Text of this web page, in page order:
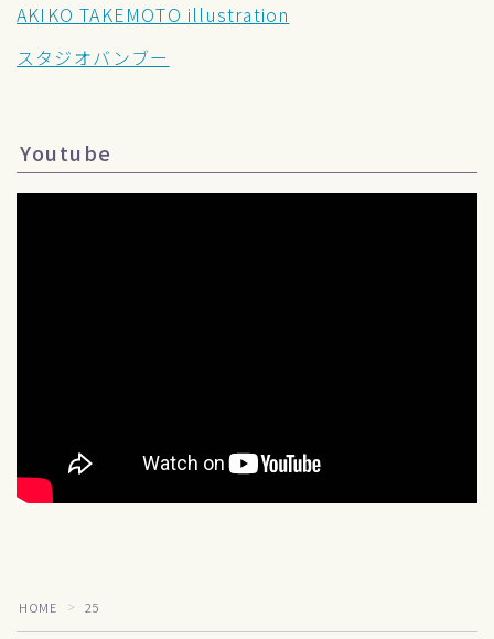
AKIKO TAKEMOTO illustration
スタジオバンブー
Youtube
HOME ＞ 25